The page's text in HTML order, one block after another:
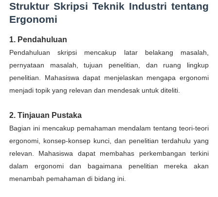
Struktur Skripsi Teknik Industri tentang
Ergonomi
1. Pendahuluan
Pendahuluan skripsi mencakup latar belakang masalah,
pernyataan masalah, tujuan penelitian, dan ruang lingkup
penelitian. Mahasiswa dapat menjelaskan mengapa ergonomi
menjadi topik yang relevan dan mendesak untuk diteliti.
2. Tinjauan Pustaka
Bagian ini mencakup pemahaman mendalam tentang teori-teori
ergonomi, konsep-konsep kunci, dan penelitian terdahulu yang
relevan. Mahasiswa dapat membahas perkembangan terkini
dalam ergonomi dan bagaimana penelitian mereka akan
menambah pemahaman di bidang ini.